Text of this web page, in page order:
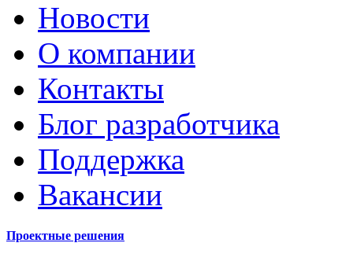
Новости
О компании
Контакты
Блог разработчика
Поддержка
Вакансии
Проектные решения